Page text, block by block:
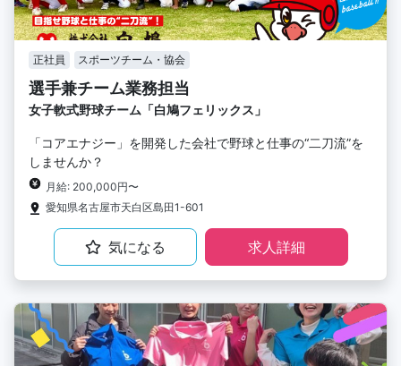
正社員 スポーツチーム・協会
選手兼チーム業務担当
女子軟式野球チーム「白鳩フェリックス」
「コアエナジー」を開発した会社で野球と仕事の“二刀流”を
しませんか？
月給: 200,000円〜
愛知県名古屋市天白区島田1-601
気になる 求人詳細